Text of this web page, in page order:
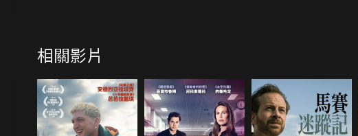
相關影片